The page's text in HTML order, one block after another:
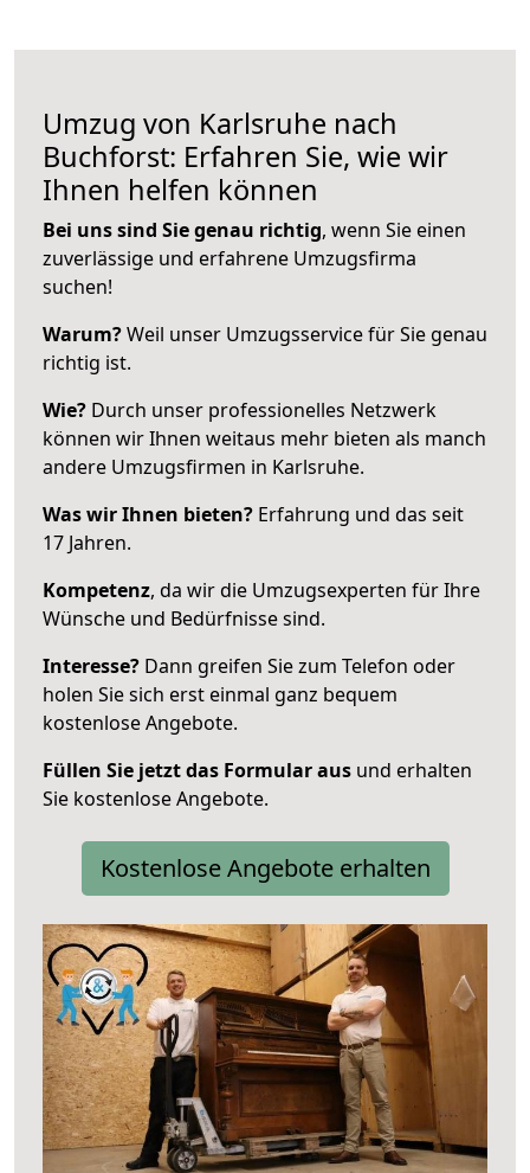
Umzug von Karlsruhe nach
Buchforst: Erfahren Sie, wie wir
Ihnen helfen können
Bei uns sind Sie genau richtig, wenn Sie einen
zuverlässige und erfahrene Umzugsfirma
suchen!
Warum?Weil unser Umzugsservice für Sie genau
richtig ist.
Wie? Durch unser professionelles Netzwerk
können wir Ihnen weitaus mehr bieten als manch
andere Umzugsfirmen in Karlsruhe.
Was wir Ihnen bieten? Erfahrung und das seit
17 Jahren.
Kompetenz, da wir die Umzugsexperten für Ihre
Wünsche und Bedürfnisse sind.
Interesse? Dann greifen Sie zum Telefon oder
holen Sie sich erst einmal ganz bequem
kostenlose Angebote.
Füllen Sie jetzt das Formular aus und erhalten
Sie kostenlose Angebote.
Kostenlose Angebote erhalten